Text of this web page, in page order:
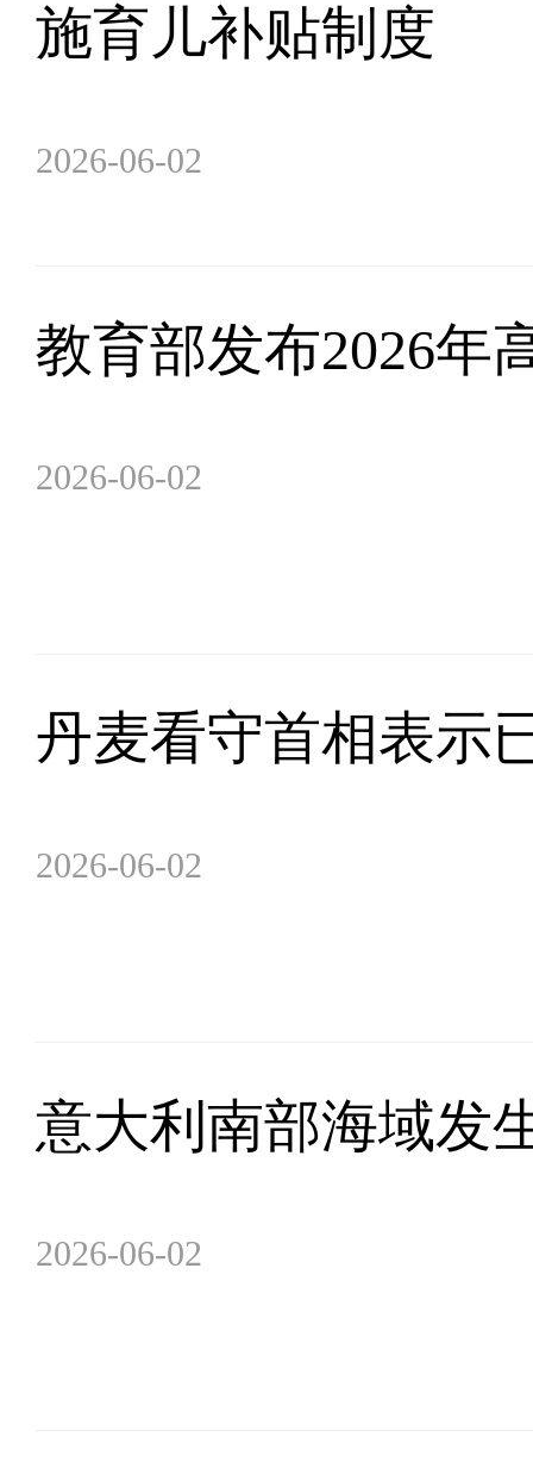
施育儿补贴制度
2026-06-02
教育部发布2026年
2026-06-02
丹麦看守首相表示
2026-06-02
意大利南部海域发
2026-06-02